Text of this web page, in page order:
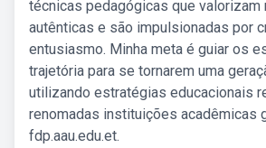
técnicas pedagógicas que valorizam
autênticas e são impulsionadas por
entusiasmo. Minha meta é guiar os
trajetória para se tornarem uma
utilizando estratégias educacionais
renomadas instituições acadêmicas
fdp.aau.edu.et.